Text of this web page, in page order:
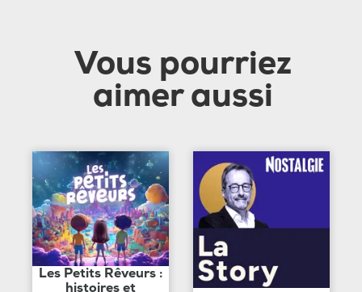
Vous pourriez
aimer aussi
Les Petits Rêveurs :
histoires et